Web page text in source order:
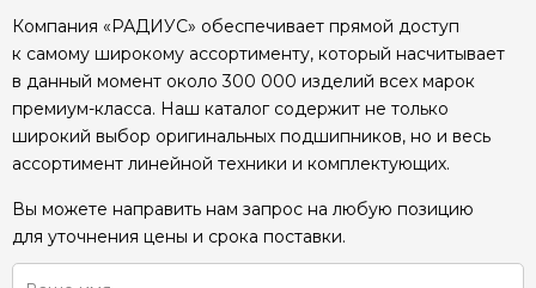
Компания «РАДИУС» обеспечивает прямой доступ
к самому широкому ассортименту, который насчитывает
в данный момент около 300 000 изделий всех марок
премиум-класса. Наш каталог содержит не только
широкий выбор оригинальных подшипников, но и весь
ассортимент линейной техники и комплектующих.
Вы можете направить нам запрос на любую позицию
для уточнения цены и срока поставки.